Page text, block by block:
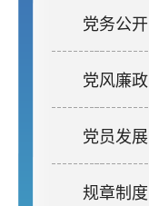
党务公开
党风廉政
党员发展
规章制度